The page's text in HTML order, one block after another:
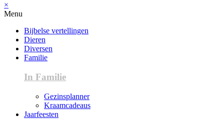
×
Menu
Bijbelse vertellingen
Dieren
Diversen
Familie
In Familie
Gezinsplanner
Kraamcadeaus
Jaarfeesten